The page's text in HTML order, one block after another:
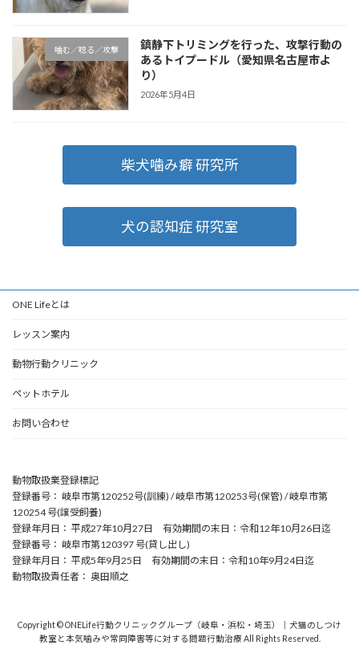
噛む／唸る／攻撃
鎮静下トリミングを行った、攻撃行動の
あるトイプードル（愛知県名古屋市よ
り）
2026年5月4日
柴犬噛み癖 研究所
犬の認知症 研究室
ONE Lifeとは
レッスン案内
動物行動クリニック
ペットホテル
お問い合わせ
動物取扱業登録標記
登録番号： 岐阜市第120252号(訓練) / 岐阜市第120253号(保管) / 岐阜市第
120254 号(譲受飼養)
登録年月日： 平成27年10月27日 有効期間の末日：令和12年10月26日迄
登録番号： 岐阜市第120397 号(貸し出し)
登録年月日： 平成5年9月25日 有効期間の末日：令和10年9月24日迄
動物取扱責任者： 奥田順之
Copyright © ONELife行動クリニックグループ（岐阜・浜松・埼玉）｜犬猫のしつけ
教室と本気噛みや常同障害等に対する問題行動治療 All Rights Reserved.